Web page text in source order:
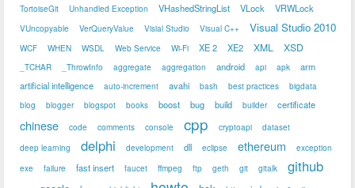
TortoiseGit
Unhandled Exception VHashedStringList VLock VRWLock
VUncopyable VerQueryValue Visial Studio Visual C++ Visual Studio 2010
WCF WHEN WSDL Web Service Wi-Fi XE 2 XE2 XML XSD
_TCHAR _ThrowInfo aggregate aggregation android api apk
arm
artificial intelligence
auto-increment avahi bash best practices
bigdata
blog
blogger blogspot books boost bug build builder certificate
chinese code comments console cpp cryptoapi
dataset
deep learning
delphi development dll eclipse ethereum
exception
exe
failure fast insert faucet ffmpeg ftp geth git gitalk github